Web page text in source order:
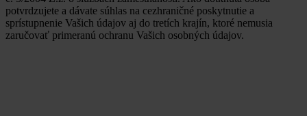
potvrdzujete a dávate súhlas na cezhraničné poskytnutie a
sprístupnenie Vašich údajov aj do tretích krajín, ktoré nemusia
zaručovať primeranú ochranu Vašich osobných údajov.